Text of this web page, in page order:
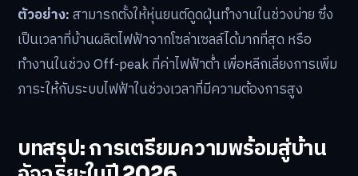
ตัวอย่าง:สามารถตั้งให้หุ่นยนต์ดูดฝุ่นทำงานในช่วงบ่าย ซึ่ง
เป็นเวลาที่บ้านผลิตไฟฟ้าจากโซล่าเซลล์ได้มากที่สุด หรือ
ทำงานในช่วง Off-peak ที่ค่าไฟฟ้าต่ำ เพื่อหลีกเลี่ยงการเพิ่ม
ภาระให้กับระบบไฟฟ้าในช่วงเวลาที่มีความต้องการสูง
บทสรุป: การเตรียมความพร้อมสู่บ้าน